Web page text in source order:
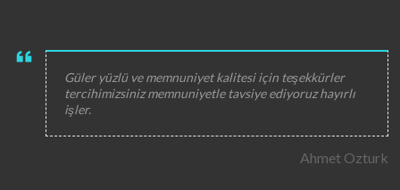
Güler yüzlü ve memnuniyet kalitesi için teşekkürler
tercihimizsiniz memnuniyetle tavsiye ediyoruz hayırlı
işler.
Ahmet Ozturk